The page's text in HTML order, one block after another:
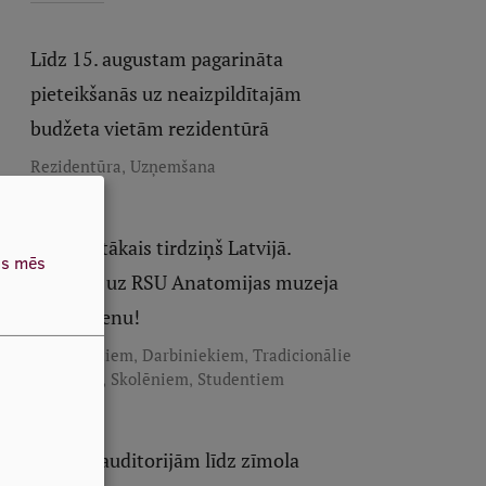
Līdz 15. augustam pagarināta
pieteikšanās uz neaizpildītajām
budžeta vietām rezidentūrā
Rezidentūra, Uzņemšana
Neparastākais tirdziņš Latvijā.
Aicinām uz RSU Anatomijas muzeja
Tirgusdienu!
Absolventiem, Darbiniekiem, Tradicionālie
, Skolēniem, Studentiem
No RSU auditorijām līdz zīmola
mēs